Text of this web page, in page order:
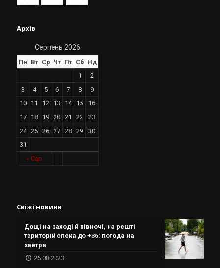
Архів
Серпень 2026
Пн Вт Ср Чт Пт Сб Нд
« Сер
1
2
3
4 5 6 7 8
9
10
11 12 13 14 15
16
17
18 19 20 21 22
23
24
25 26 27 28 29
30
31
Свіжі новини
Дощі на заході й півночі, на решті
територій спека до +36: погода на
завтра
26.08.2023